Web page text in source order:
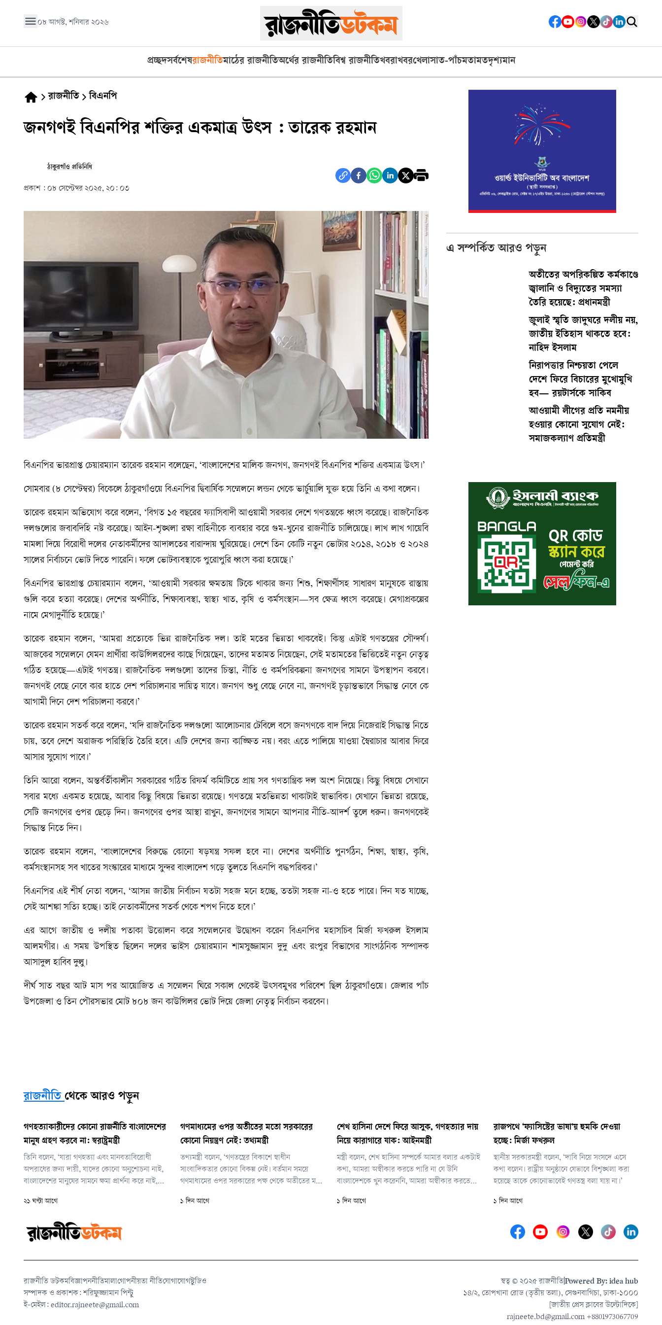
০৮ আগস্ট, শনিবার ২০২৬
প্রচ্ছদসর্বশেষরাজনীতিমাঠের রাজনীতিঅর্থের রাজনীতিবিশ্ব রাজনীতিখবরাখবরখেলাসাত-পাঁচমতামতদৃশ্যমান
রাজনীতি বিএনপি
জনগণই বিএনপির শক্তির একমাত্র উৎস : তারেক রহমান
ঠাকুরগাঁও প্রতিনিধি
প্রকাশ : ০৮ সেপ্টেম্বর ২০২৫, ২০: ০৩
বিএনপির ভারপ্রাপ্ত চেয়ারম্যান তারেক রহমান বলেছেন, ‘বাংলাদেশের মালিক জনগণ, জনগণই বিএনপির শক্তির একমাত্র উৎস।’
সোমবার (৮ সেপ্টেম্বর) বিকেলে ঠাকুরগাঁওয়ে বিএনপির দ্বিবার্ষিক সম্মেলনে লন্ডন থেকে ভার্চুয়ালি যুক্ত হয়ে তিনি এ কথা বলেন।
তারেক রহমান অভিযোগ করে বলেন, ‘বিগত ১৫ বছরের ফ্যাসিবাদী আওয়ামী সরকার দেশে গণতন্ত্রকে ধ্বংস করেছে। রাজনৈতিক
দলগুলোর জবাবদিহি নষ্ট করেছে। আইন-শৃঙ্খলা রক্ষা বাহিনীকে ব্যবহার করে গুম-খুনের রাজনীতি চালিয়েছে। লাখ লাখ গায়েবি
মামলা দিয়ে বিরোধী দলের নেতাকর্মীদের আদালতের বারান্দায় ঘুরিয়েছে। দেশে তিন কোটি নতুন ভোটার ২০১৪, ২০১৮ ও ২০২৪
সালের নির্বাচনে ভোট দিতে পারেনি। ফলে ভোটব্যবস্থাকে পুরোপুরি ধ্বংস করা হয়েছে।’
বিএনপির ভারপ্রাপ্ত চেয়ারম্যান বলেন, ‘আওয়ামী সরকার ক্ষমতায় টিকে থাকার জন্য শিশু, শিক্ষার্থীসহ সাধারণ মানুষকে রাস্তায়
গুলি করে হত্যা করেছে। দেশের অর্থনীতি, শিক্ষাব্যবস্থা, স্বাস্থ্য খাত, কৃষি ও কর্মসংস্থান—সব ক্ষেত্র ধ্বংস করেছে। মেগাপ্রকল্পের
নামে মেগাদুর্নীতি হয়েছে।’
তারেক রহমান বলেন, ‘আমরা প্রত্যেকে ভিন্ন রাজনৈতিক দল। তাই মতের ভিন্নতা থাকবেই। কিন্তু এটাই গণতন্ত্রের সৌন্দর্য।
আজকের সম্মেলনে যেমন প্রার্থীরা কাউন্সিলরদের কাছে গিয়েছেন, তাদের মতামত নিয়েছেন, সেই মতামতের ভিত্তিতেই নতুন নেতৃত্ব
গঠিত হয়েছে—এটাই গণতন্ত্র। রাজনৈতিক দলগুলো তাদের চিন্তা, নীতি ও কর্মপরিকল্পনা জনগণের সামনে উপস্থাপন করবে।
জনগণই বেছে নেবে কার হাতে দেশ পরিচালনার দায়িত্ব যাবে। জনগণ শুধু বেছে নেবে না, জনগণই চূড়ান্তভাবে সিদ্ধান্ত নেবে কে
আগামী দিনে দেশ পরিচালনা করবে।’
তারেক রহমান সতর্ক করে বলেন, ‘যদি রাজনৈতিক দলগুলো আলোচনার টেবিলে বসে জনগণকে বাদ দিয়ে নিজেরাই সিদ্ধান্ত নিতে
চায়, তবে দেশে অরাজক পরিস্থিতি তৈরি হবে। এটি দেশের জন্য কাঙ্ক্ষিত নয়। বরং এতে পালিয়ে যাওয়া স্বৈরাচার আবার ফিরে
আসার সুযোগ পাবে।’
তিনি আরো বলেন, অন্তর্বর্তীকালীন সরকারের গঠিত রিফর্ম কমিটিতে প্রায় সব গণতান্ত্রিক দল অংশ নিয়েছে। কিছু বিষয়ে সেখানে
সবার মধ্যে একমত হয়েছে, আবার কিছু বিষয়ে ভিন্নতা রয়েছে। গণতন্ত্রে মতভিন্নতা থাকাটাই স্বাভাবিক। যেখানে ভিন্নতা রয়েছে,
সেটি জনগণের ওপর ছেড়ে দিন। জনগণের ওপর আস্থা রাখুন, জনগণের সামনে আপনার নীতি-আদর্শ তুলে ধরুন। জনগণকেই
সিদ্ধান্ত নিতে দিন।
তারেক রহমান বলেন, ‘বাংলাদেশের বিরুদ্ধে কোনো ষড়যন্ত্র সফল হবে না। দেশের অর্থনীতি পুনর্গঠন, শিক্ষা, স্বাস্থ্য, কৃষি,
কর্মসংস্থানসহ সব খাতের সংস্কারের মাধ্যমে সুন্দর বাংলাদেশ গড়ে তুলতে বিএনপি বদ্ধপরিকর।’
বিএনপির এই শীর্ষ নেতা বলেন, ‘আসন্ন জাতীয় নির্বাচন যতটা সহজ মনে হচ্ছে, ততটা সহজ না-ও হতে পারে। দিন যত যাচ্ছে,
সেই আশঙ্কা সত্যি হচ্ছে। তাই নেতাকর্মীদের সতর্ক থেকে শপথ নিতে হবে।’
এর আগে জাতীয় ও দলীয় পতাকা উত্তোলন করে সম্মেলনের উদ্বোধন করেন বিএনপির মহাসচিব মির্জা ফখরুল ইসলাম
আলমগীর। এ সময় উপস্থিত ছিলেন দলের ভাইস চেয়ারম্যান শামসুজ্জামান দুদু এবং রংপুর বিভাগের সাংগঠনিক সম্পাদক
আসাদুল হাবিব দুলু।
দীর্ঘ সাত বছর আট মাস পর আয়োজিত এ সম্মেলন ঘিরে সকাল থেকেই উৎসবমুখর পরিবেশ ছিল ঠাকুরগাঁওয়ে। জেলার পাঁচ
উপজেলা ও তিন পৌরসভার মোট ৮০৮ জন কাউন্সিলর ভোট দিয়ে জেলা নেতৃত্ব নির্বাচন করবেন।
এ সম্পর্কিত আরও পড়ুন
অতীতের অপরিকল্পিত কর্মকাণ্ডে
জ্বালানি ও বিদ্যুতের সমস্যা
তৈরি হয়েছে: প্রধানমন্ত্রী
জুলাই স্মৃতি জাদুঘরে দলীয় নয়,
জাতীয় ইতিহাস থাকতে হবে:
নাহিদ ইসলাম
নিরাপত্তার নিশ্চয়তা পেলে
দেশে ফিরে বিচারের মুখোমুখি
হব— রয়টার্সকে সাকিব
আওয়ামী লীগের প্রতি নমনীয়
হওয়ার কোনো সুযোগ নেই:
সমাজকল্যাণ প্রতিমন্ত্রী
রাজনীতি থেকে আরও পড়ুন
গণহত্যাকারীদের কোনো রাজনীতি বাংলাদেশের
মানুষ গ্রহণ করবে না: স্বরাষ্ট্রমন্ত্রী
তিনি বলেন, ‘যারা গণহত্যা এবং মানবতাবিরোধী
অপরাধের জন্য দায়ী, যাদের কোনো অনুশোচনা নাই,
বাংলাদেশের মানুষের সামনে ক্ষমা প্রার্থনা করে নাই,
গ্রহণ করবে না।’
২১ ঘণ্টা আগে
গণমাধ্যমের ওপর অতীতের মতো সরকারের
কোনো নিয়ন্ত্রণ নেই: তথ্যমন্ত্রী
তথ্যমন্ত্রী বলেন, ‘গণতন্ত্রের বিকাশে স্বাধীন
সাংবাদিকতার কোনো বিকল্প নেই। বর্তমান সময়ে
গণমাধ্যমের ওপর সরকারের পক্ষ থেকে অতীতের মতো
টেকসই গণতান্ত্রিক রাষ্ট্রব্যবস্থা গড়ে তুলতে স্বাধীন,
১ দিন আগে
শেখ হাসিনা দেশে ফিরে আসুক, গণহত্যার দায়
নিয়ে কারাগারে যাক: আইনমন্ত্রী
মন্ত্রী বলেন, শেখ হাসিনা সম্পর্কে আমার বলার একটাই
কথা, আমরা অস্বীকার করতে পারি না যে উনি
বাংলাদেশকে খুন করেননি, আমরা অস্বীকার করতে
ছিলেন না। সেই সব সত্যের মুখোমুখি যদি তিনি হতে
১ দিন আগে
রাজপথে ‘ফ্যাসিস্টের ভাষা’য় হুমকি দেওয়া
হচ্ছে: মির্জা ফখরুল
স্থানীয় সরকারমন্ত্রী বলেন, ‘দাবি নিয়ে সংসদে এসে
কথা বলেন। রাষ্ট্রীয় অনুষ্ঠানে যেভাবে বিশৃঙ্খলা করা
হয়েছে তাকে কোনোভাবেই গণতন্ত্র বলা যায় না।’
১ দিন আগে
রাজনীতি ডটকমবিজ্ঞাপননীতিমালাগোপনীয়তা নীতিযোগাযোগস্টুডিও
সম্পাদক ও প্রকাশক: শরিফুজ্জামান পিন্টু
ই-মেইল: editor.rajneete@gmail.com
স্বত্ব © ২০২৫ রাজনীতিPowered By: idea hub
১৪/২, তোপখানা রোড (তৃতীয় তলা), সেগুনবাগিচা, ঢাকা-১০০০
[জাতীয় প্রেস ক্লাবের উল্টোদিকে]
rajneete.bd@gmail.com +8801973067709